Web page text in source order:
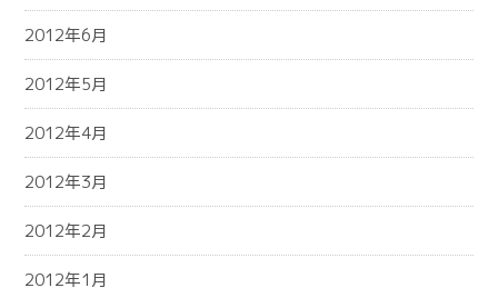
2012年6月
2012年5月
2012年4月
2012年3月
2012年2月
2012年1月